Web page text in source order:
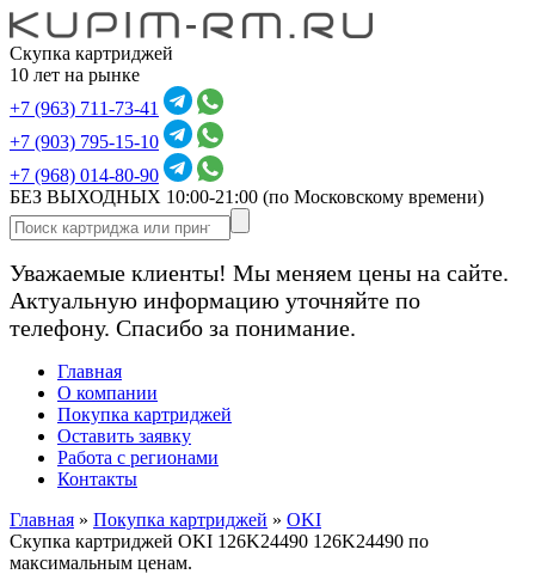
Скупка картриджей
10 лет на рынке
+7 (963) 711-73-41
+7 (903) 795-15-10
+7 (968) 014-80-90
БЕЗ ВЫХОДНЫХ 10:00-21:00 (по Московскому времени)
Уважаемые клиенты! Мы меняем цены на сайте.
Актуальную информацию уточняйте по
телефону. Спасибо за понимание.
Главная
О компании
Покупка картриджей
Оставить заявку
Работа с регионами
Контакты
Главная » Покупка картриджей » OKI
Скупка картриджей OKI 126K24490 126K24490 по
максимальным ценам.